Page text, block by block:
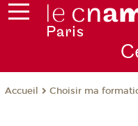
Accueil Choisir ma